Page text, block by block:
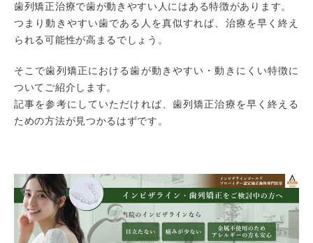
歯列矯正治療で歯が動きやすい人にはある特徴があります。
つまり動きやすい歯である人を真似すれば、治療を早く終え
られる可能性が高まるでしょう。
そこで歯列矯正における歯が動きやすい・動きにくい特徴に
ついてご紹介します。
記事を参考にしていただければ、歯列矯正治療を早く終える
ための方法が見つかるはずです。